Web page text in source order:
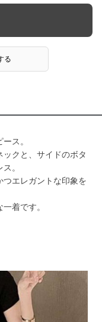
る
ス。
クと、サイドのボタ
。
エレガントな印象を
着です。